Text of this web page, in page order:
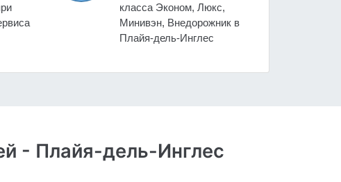
класса Эконом, Люкс,
Минивэн, Внедорожник в
Плайя-дель-Инглес
- Плайя-дель-Инглес